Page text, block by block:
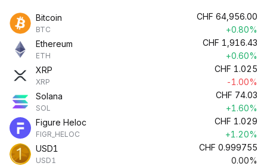
Bitcoin
BTC
CHF 64,956.00
+0.80%
Ethereum
ETH
CHF 1,916.43
+0.60%
XRP
XRP
CHF 1.025
-1.00%
Solana
SOL
CHF 74.03
+1.60%
Figure Heloc
FIGR_HELOC
CHF 1.029
+1.20%
USD1
USD1
CHF 0.999755
0.00%